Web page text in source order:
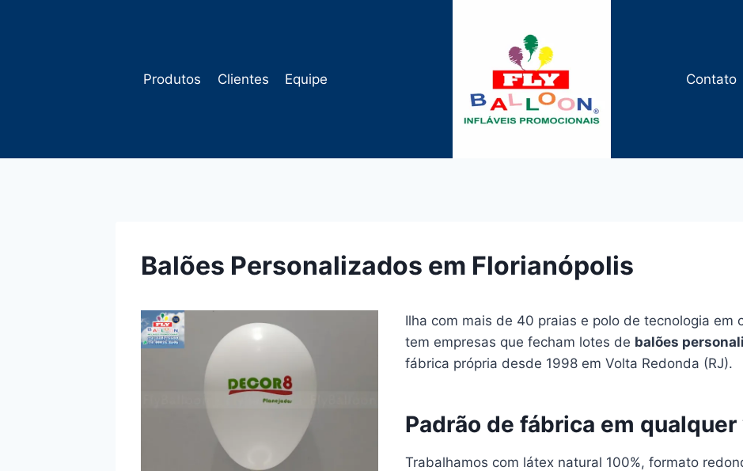
Produtos Clientes Equipe Contato
Balões Personalizados em Florianópolis
Ilha com mais de 40 praias e polo de tecnologia em
tem empresas que fecham lotes de balões
fábrica própria desde 1998 em Volta Redonda (RJ).
Padrão de fábrica em qualquer
Trabalhamos com látex natural 100%, formato